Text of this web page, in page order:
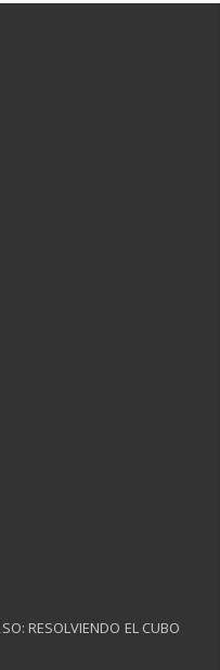
RESOLVIENDO EL CUBO